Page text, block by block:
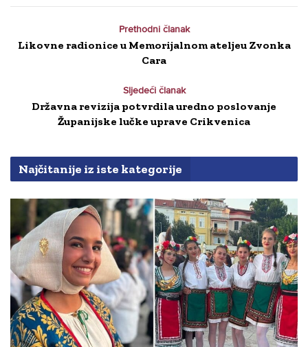
Prethodni članak
Likovne radionice u Memorijalnom ateljeu Zvonka
Cara
Sljedeći članak
Državna revizija potvrdila uredno poslovanje
Županijske lučke uprave Crikvenica
Najčitanije iz iste kategorije